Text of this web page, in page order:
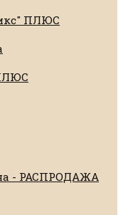
ПЛЮС
- РАСПРОДАЖА